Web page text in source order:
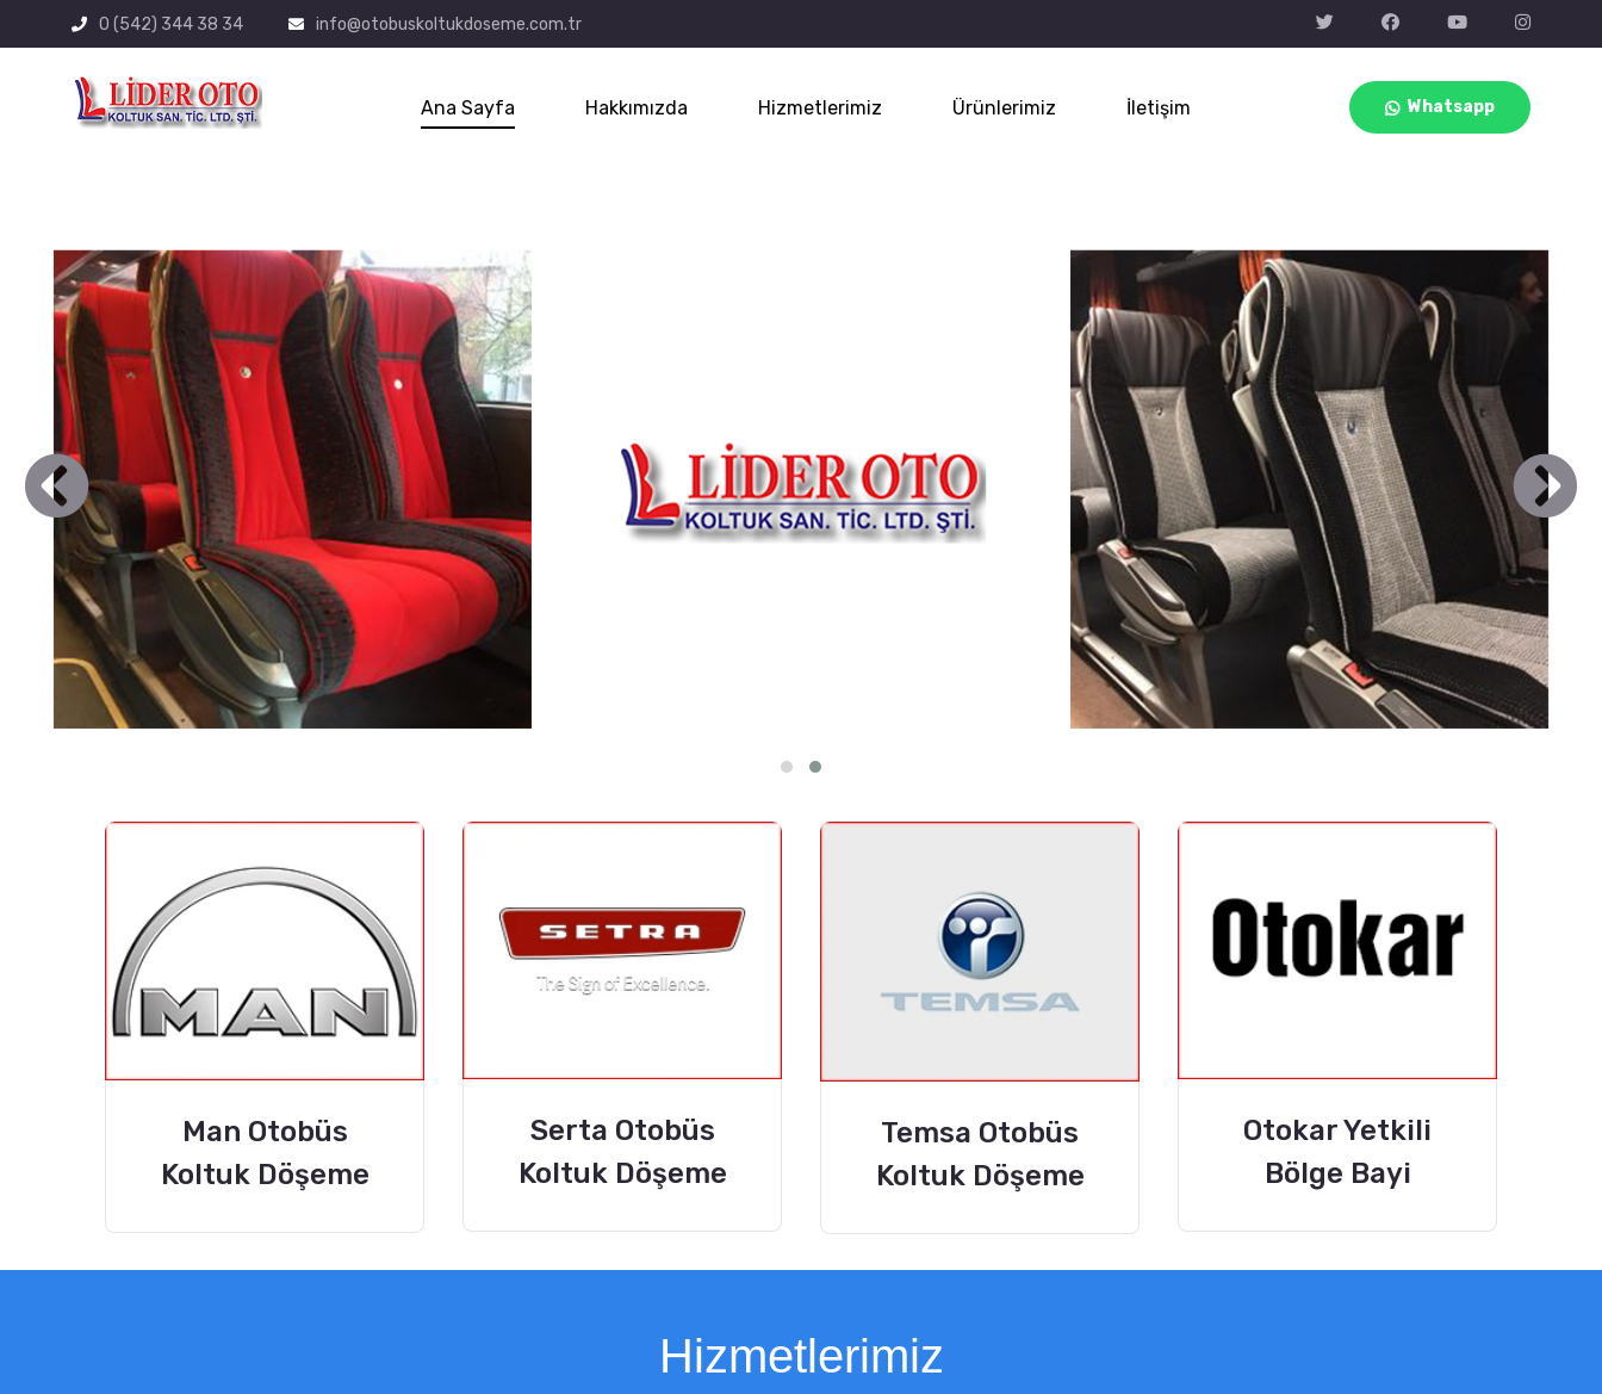
0 (542) 344 38 34 info@otobuskoltukdoseme.com.tr
Ana Sayfa Hakkımızda Hizmetlerimiz Ürünlerimiz İletişim Whatsapp
Man Otobüs
Koltuk Döşeme
Serta Otobüs
Koltuk Döşeme
Temsa Otobüs
Koltuk Döşeme
Otokar Yetkili
Bölge Bayi
Hizmetlerimiz